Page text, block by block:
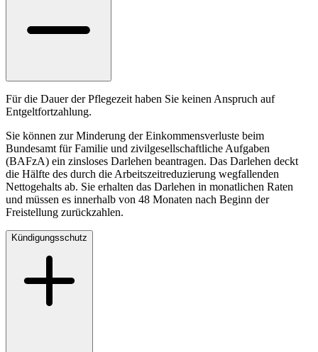
Für die Dauer der Pflegezeit haben Sie keinen Anspruch auf
Entgeltfortzahlung.
Sie können zur Minderung der Einkommensverluste beim
Bundesamt für Familie und zivilgesellschaftliche Aufgaben
(BAFzA) ein zinsloses Darlehen beantragen. Das Darlehen deckt
die Hälfte des durch die Arbeitszeitreduzierung wegfallenden
Nettogehalts ab. Sie erhalten das Darlehen in monatlichen Raten
und müssen es innerhalb von 48 Monaten nach Beginn der
Freistellung zurückzahlen.
Kündigungsschutz